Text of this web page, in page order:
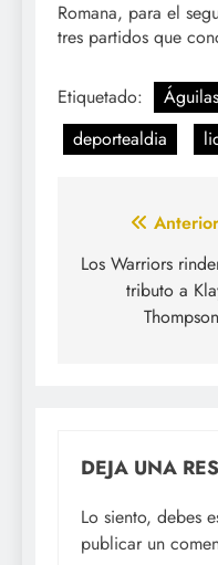
Romana, para el
tres partidos que
Etiquetado:
deportealdia
de
entradas
Los Warriors
tributo a
DEJA UNA
Lo siento, debes
publicar un